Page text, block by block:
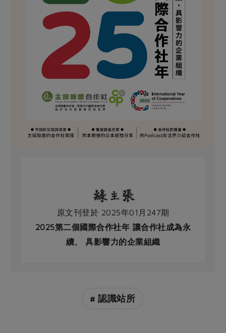
原文刊登於 2025年01月247期
2025第二個國際合作社年 讓合作社成為永
續、 具影響力的企業組織
# 認識站所